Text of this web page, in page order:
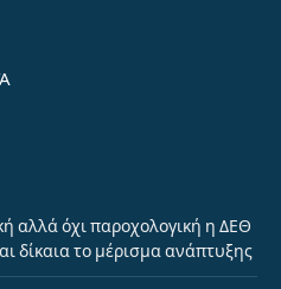
αλλά όχι παροχολογική η ΔΕΘ
δίκαια το μέρισμα ανάπτυξης